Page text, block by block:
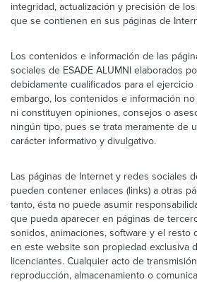
integridad, actualización y precisión de
que se contienen en sus páginas de
Los contenidos e información de las
sociales de ESADE ALUMNI elaborados
debidamente cualificados para el
embargo, los contenidos e información
ni constituyen opiniones, consejos o
ningún tipo, pues se trata meramente de
carácter informativo y divulgativo.
Las páginas de Internet y redes sociales
pueden contener enlaces (links) a otras
tanto, ésta no puede asumir
que pueda aparecer en páginas de
sonidos, animaciones, software y el resto
en este website son propiedad exclusiva
licenciantes. Cualquier acto de
reproducción, almacenamiento o